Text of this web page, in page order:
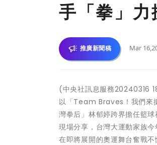
手「拳」力
推廣新聞稿 Mar
(中央社訊息服務20240316
以「Team Braves！我們來
灣拳后」林郁婷跨界擔任籃
現場分享，台灣大運動家族
在即將展開的奧運舞台奮戰不